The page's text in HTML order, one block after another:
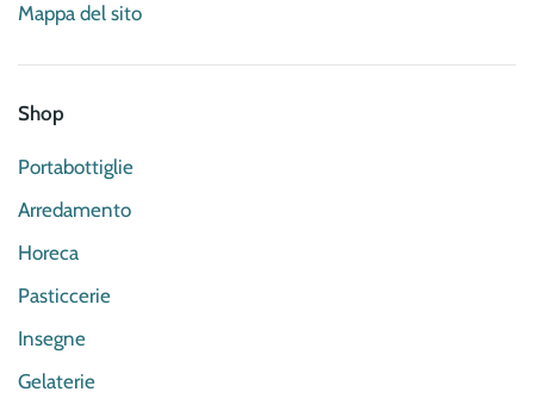
Mappa del sito
Shop
Portabottiglie
Arredamento
Horeca
Pasticcerie
Insegne
Gelaterie